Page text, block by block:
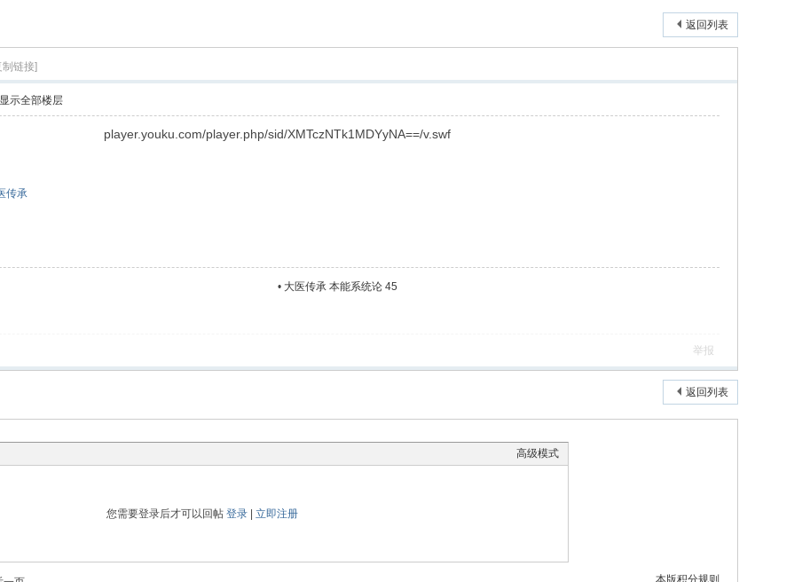
返回列表
制链接]
显示全部楼层
player.youku.com/player.php/sid/XMTczNTk1MDYyNA==/v.swf
传承
• 大医传承 本能系统论 45
举报
返回列表
高级模式
您需要登录后才可以回帖 登录| 立即注册
本版积分规则